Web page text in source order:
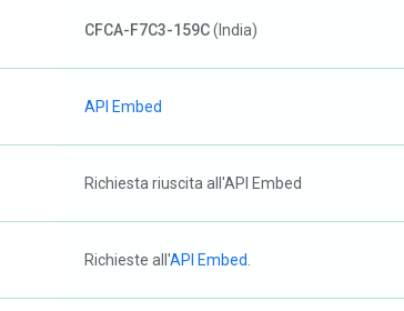
CFCA-F7C3-159C(India)
API Embed
Richiesta riuscita all'API Embed
Richieste all'API Embed